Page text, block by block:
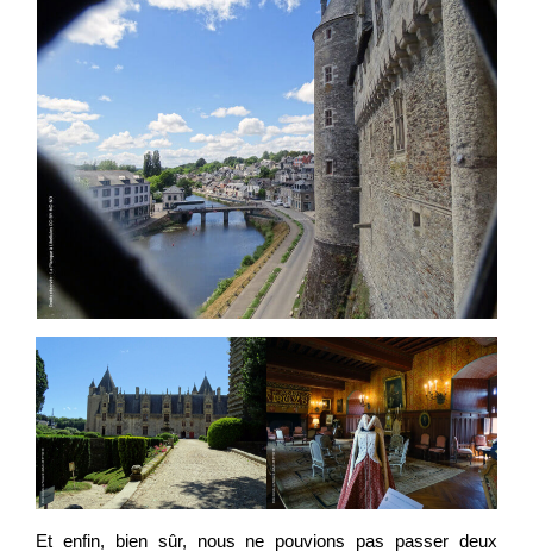
Et enfin, bien sûr, nous ne pouvions pas passer deux